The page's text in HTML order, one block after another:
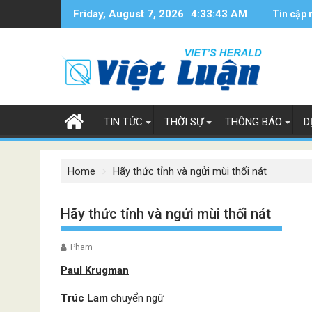
Friday, August 7, 2026 4:33:44 AM Tin cập
TIN TỨC THỜI SỰ THÔNG BÁO
Home Hãy thức tỉnh và ngửi mùi thối nát
Hãy thức tỉnh và ngửi mùi thối nát
Pham
Paul Krugman
Trúc Lam chuyển ngữ